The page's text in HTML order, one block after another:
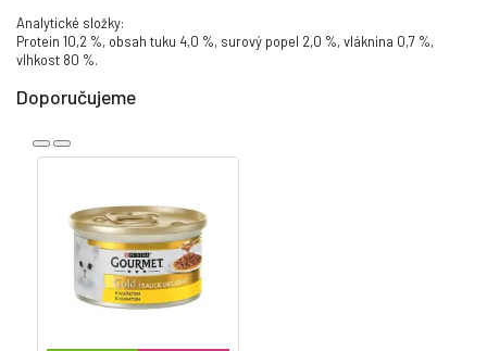
Analytické složky:
Protein 10,2 %, obsah tuku 4,0 %, surový popel 2,0 %, vláknina 0,7 %,
vlhkost 80 %.
Doporučujeme